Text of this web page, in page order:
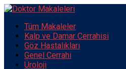
Tüm Makaleler
Kalp ve Damar Cerrahisi
Göz Hastalıkları
Genel Cerrahi
Üroloji